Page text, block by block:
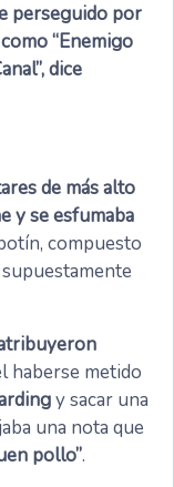
perseguido por
“Enemigo
dice
de más alto
y se esfumaba
compuesto
haberse metido
y sacar una
una nota que
pollo”.